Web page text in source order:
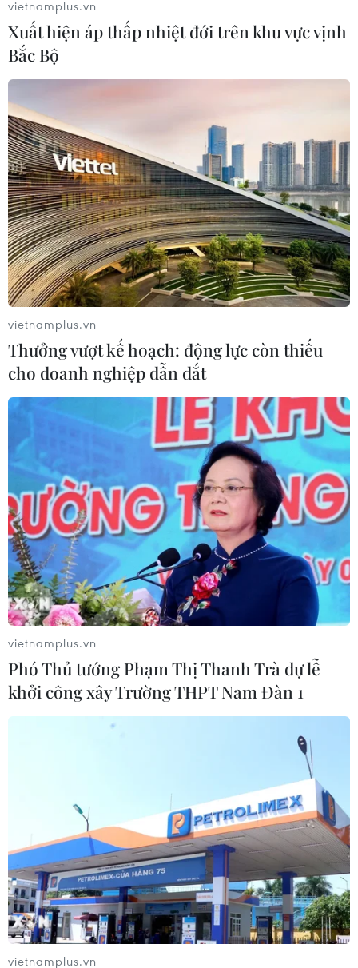
vietnamplus.vn
Xuất hiện áp thấp nhiệt đới trên khu vực vịnh
Bắc Bộ
vietnamplus.vn
Thưởng vượt kế hoạch: động lực còn thiếu
cho doanh nghiệp dẫn dắt
vietnamplus.vn
Phó Thủ tướng Phạm Thị Thanh Trà dự lễ
khởi công xây Trường THPT Nam Đàn 1
vietnamplus.vn